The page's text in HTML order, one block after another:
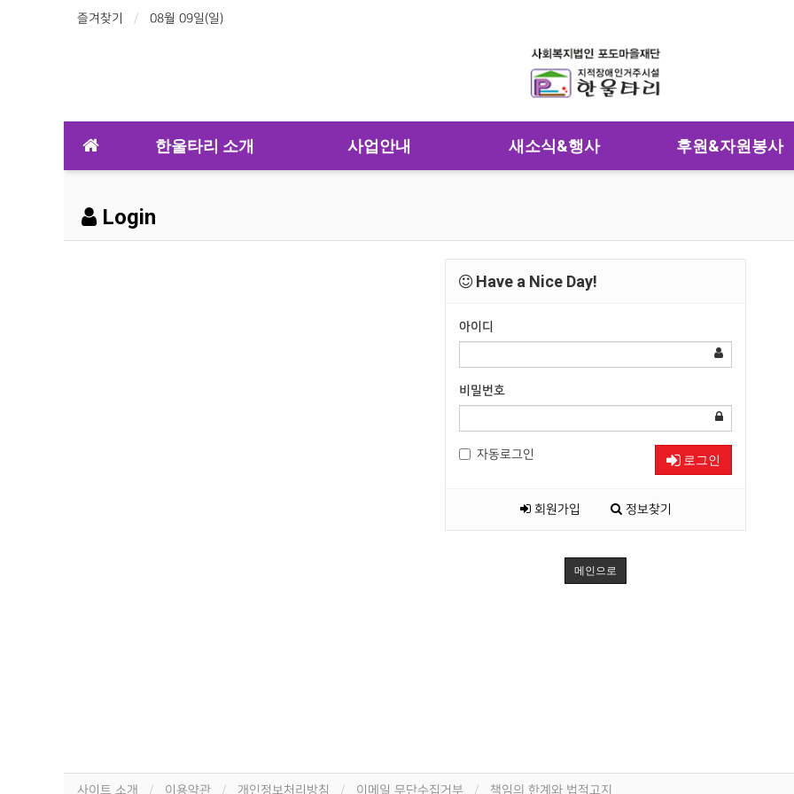
즐겨찾기 08월 09일(일)
한울타리 소개 사업안내 새소식&행사 후원&자원봉사
Login
Have a Nice Day!
아이디
비밀번호
자동로그인 로그인
회원가입 정보찾기
메인으로
사이트 소개 이용약관 개인정보처리방침 이메일 무단수집거부 책임의 한계와 법적고지